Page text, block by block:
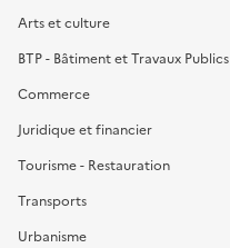
Arts et culture
BTP - Bâtiment et Travaux Publics
Commerce
Juridique et financier
Tourisme - Restauration
Transports
Urbanisme